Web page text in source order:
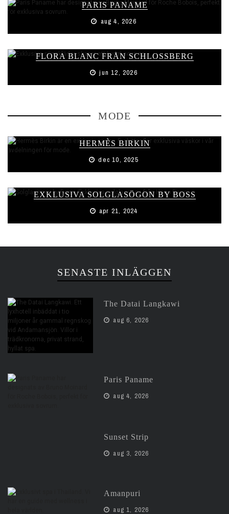
PARIS PANAME
aug 4, 2026
FLORA BLANC FRÅN SCHLOSSBERG
jun 12, 2026
MODE
HERMÈS BIRKIN
dec 10, 2025
EXKLUSIVA SOLGLASÖGON BY BOSS
apr 21, 2024
SENASTE INLÄGGEN
The Datai Langkawi
aug 6, 2026
Paris Paname
aug 4, 2026
Sunset Strip
aug 3, 2026
Amanpuri
aug 1, 2026